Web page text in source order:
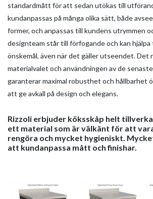
HOME
FÖRETAGET
KATALOGER
VERKTYG
NYHETER
KONTAKTER
standardmått för att sedan utökas till
kundanpassas på många olika sätt, både
former, och anpassas till kundens utrymmen
designteam står till förfogande och kan hjälpa
önskemål, även när det gäller utseendet. Det
materialvalet och användningen av de
garanterar maximal robusthet och hållbarhet
att ge avkall på design och elegans.
Rizzoli erbjuder köksskåp helt
ett material som är välkänt för att
rengöra och mycket hygieniskt.
att kundanpassa mått och finishar.